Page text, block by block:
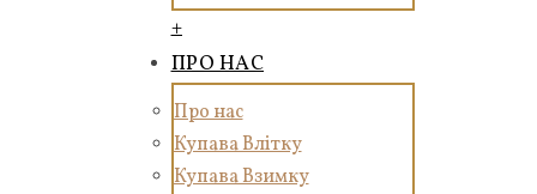
+
ПРО НАС
Про нас
Купава Влітку
Купава Взимку